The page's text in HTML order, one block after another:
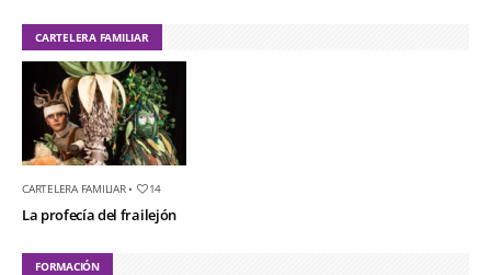
CARTELERA FAMILIAR
CARTELERA FAMILIAR• 14
La profecía del frailejón
FORMACIÓN